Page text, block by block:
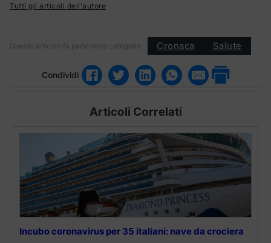
Tutti gli articoli dell'autore
Questo articolo fa parte delle categorie: Cronaca Salute
Condividi
Articoli Correlati
Incubo coronavirus per 35 italiani: nave da crociera